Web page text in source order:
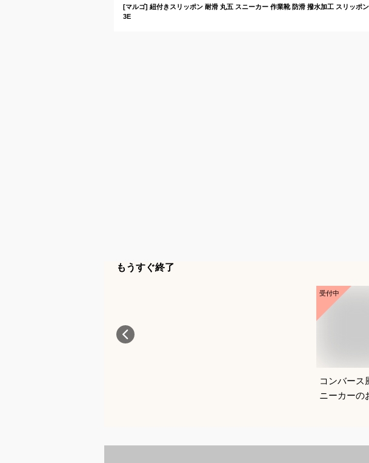
[マルゴ] 紐付きスリッポン 耐滑 丸五 スニーカー 作業靴 防滑 撥水加工 スリッポ
3E
もうすぐ終了
受付中
コンバース
ニーカーの